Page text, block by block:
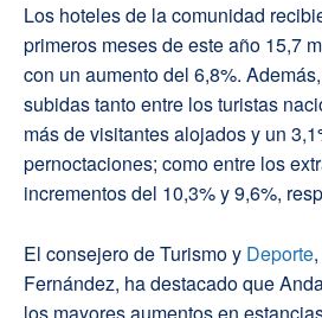
Los hoteles de la comunidad
primeros meses de este año 15,7
con un aumento del 6,8%.
subidas tanto entre los turistas
más de visitantes alojados y un
pernoctaciones; como entre los
incrementos del 10,3% y 9,6%,
El consejero de Turismo y Deporte
Fernández, ha destacado que